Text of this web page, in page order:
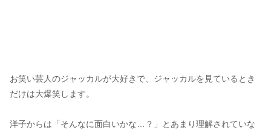
お笑い芸人のジャッカルが大好きで、ジャッカルを見ているとき
だけは大爆笑します。
洋子からは「そんなに面白いかな…？」とあまり理解されていな